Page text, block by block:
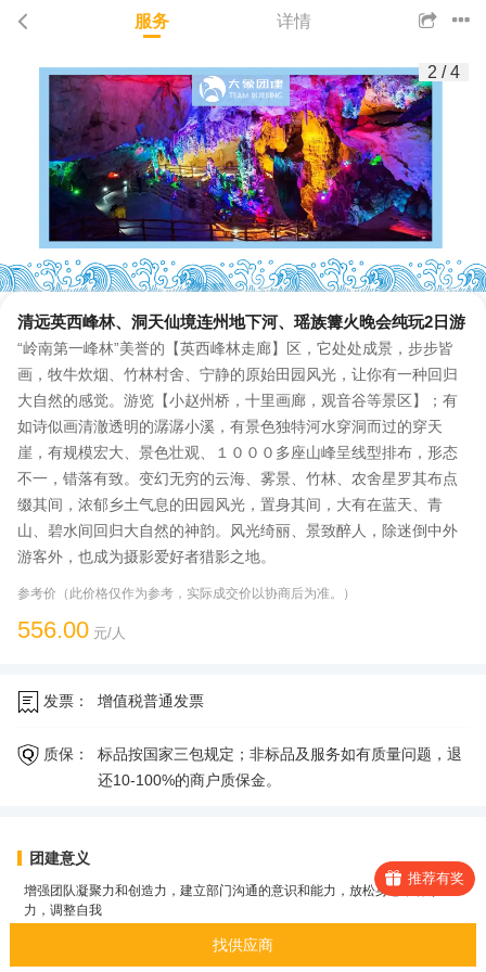
服务 详情
2 /4
清远英西峰林、洞天仙境连州地下河、瑶族篝火晚会纯玩2日游
“岭南第一峰林”美誉的【英西峰林走廊】区，它处处成景，步步皆
画，牧牛炊烟、竹林村舍、宁静的原始田园风光，让你有一种回归
大自然的感觉。游览【小赵州桥，十里画廊，观音谷等景区】；有
如诗似画清澈透明的潺潺小溪，有景色独特河水穿洞而过的穿天
崖，有规模宏大、景色壮观、１０００多座山峰呈线型排布，形态
不一，错落有致。变幻无穷的云海、雾景、竹林、农舍星罗其布点
缀其间，浓郁乡土气息的田园风光，置身其间，大有在蓝天、青
山、碧水间回归大自然的神韵。风光绮丽、景致醉人，除迷倒中外
游客外，也成为摄影爱好者猎影之地。
参考价（此价格仅作为参考，实际成交价以协商后为准。）
556.00 元/人
发票： 增值税普通发票
质保：
标品按国家三包规定；非标品及服务如有质量问题，退
还10-100%的商户质保金。
团建意义
增强团队凝聚力和创造力，建立部门沟通的意识和能力，放松身心，释放压
力，调整自我
推荐有奖
找供应商